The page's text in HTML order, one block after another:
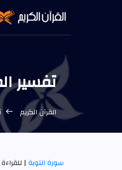
تفسير
القرآن الكريم
سورة التوبة|